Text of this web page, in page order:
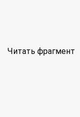
Читать фрагмент